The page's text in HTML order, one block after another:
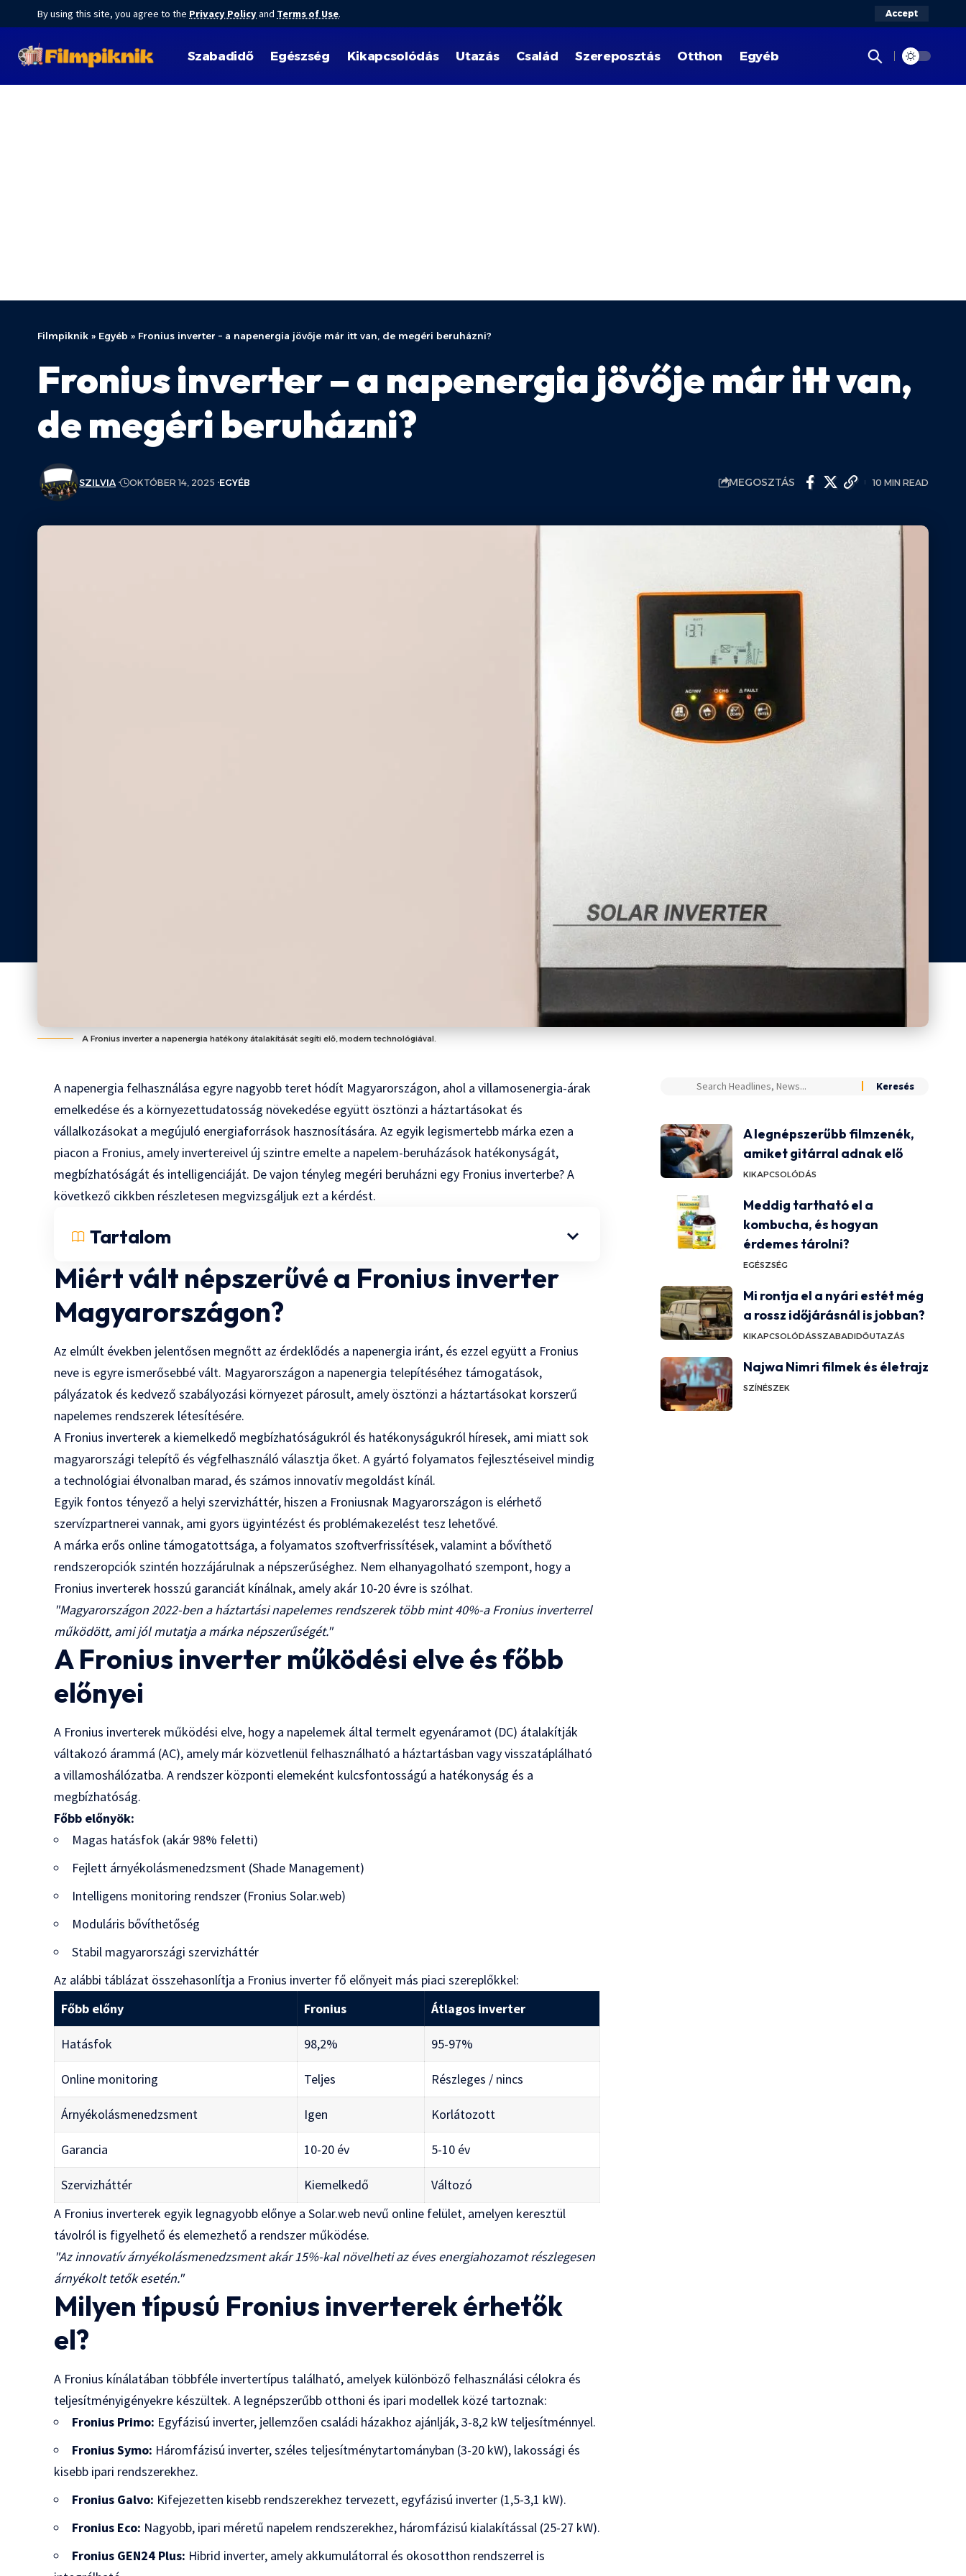
By using this site, you agree to the Privacy Policyand Terms of Use. Accept
Szabadidő Egészség Kikapcsolódás Utazás Család Szereposztás Otthon Egyéb
Filmpiknik » Egyéb » Fronius inverter – a napenergia jövője már itt van, de megéri beruházni?
Fronius inverter – a napenergia jövője már itt van,
de megéri beruházni?
SZILVIA OKTÓBER 14, 2025 EGYÉB MEGOSZTÁS 10 MIN READ
A Fronius inverter a napenergia hatékony átalakítását segíti elő, modern technológiával.
A napenergia felhasználása egyre nagyobb teret hódít Magyarországon, ahol a villamosenergia-árak
emelkedése és a környezettudatosság növekedése együtt ösztönzi a háztartásokat és
vállalkozásokat a megújuló energiaforrások hasznosítására. Az egyik legismertebb márka ezen a
piacon a Fronius, amely invertereivel új szintre emelte a napelem-beruházások hatékonyságát,
megbízhatóságát és intelligenciáját. De vajon tényleg megéri beruházni egy Fronius inverterbe? A
következő cikkben részletesen megvizsgáljuk ezt a kérdést.
Tartalom
Miért vált népszerűvé a Fronius inverter
Magyarországon?
Az elmúlt években jelentősen megnőtt az érdeklődés a napenergia iránt, és ezzel együtt a Fronius
neve is egyre ismerősebbé vált. Magyarországon a napenergia telepítéséhez támogatások,
pályázatok és kedvező szabályozási környezet párosult, amely ösztönzi a háztartásokat korszerű
napelemes rendszerek létesítésére.
A Fronius inverterek a kiemelkedő megbízhatóságukról és hatékonyságukról híresek, ami miatt sok
magyarországi telepítő és végfelhasználó választja őket. A gyártó folyamatos fejlesztéseivel mindig
a technológiai élvonalban marad, és számos innovatív megoldást kínál.
Egyik fontos tényező a helyi szervizháttér, hiszen a Froniusnak Magyarországon is elérhető
szervízpartnerei vannak, ami gyors ügyintézést és problémakezelést tesz lehetővé.
A márka erős online támogatottsága, a folyamatos szoftverfrissítések, valamint a bővíthető
rendszeropciók szintén hozzájárulnak a népszerűséghez. Nem elhanyagolható szempont, hogy a
Fronius inverterek hosszú garanciát kínálnak, amely akár 10-20 évre is szólhat.
"Magyarországon 2022-ben a háztartási napelemes rendszerek több mint 40%-a Fronius inverterrel
működött, ami jól mutatja a márka népszerűségét."
A Fronius inverter működési elve és főbb
előnyei
A Fronius inverterek működési elve, hogy a napelemek által termelt egyenáramot (DC) átalakítják
váltakozó árammá (AC), amely már közvetlenül felhasználható a háztartásban vagy visszatáplálható
a villamoshálózatba. A rendszer központi elemeként kulcsfontosságú a hatékonyság és a
megbízhatóság.
Főbb előnyök:
Magas hatásfok (akár 98% feletti)
Fejlett árnyékolásmenedzsment (Shade Management)
Intelligens monitoring rendszer (Fronius Solar.web)
Moduláris bővíthetőség
Stabil magyarországi szervizháttér
Az alábbi táblázat összehasonlítja a Fronius inverter fő előnyeit más piaci szereplőkkel:
Főbb előny
Fronius Átlagos inverter
Hatásfok 98,2% 95-97%
Online monitoring Teljes Részleges / nincs
Árnyékolásmenedzsment Igen Korlátozott
Garancia 10-20 év 5-10 év
Szervizháttér Kiemelkedő
Változó
A Fronius inverterek egyik legnagyobb előnye a Solar.web nevű online felület, amelyen keresztül
távolról is figyelhető és elemezhető a rendszer működése.
"Az innovatív árnyékolásmenedzsment akár 15%-kal növelheti az éves energiahozamot részlegesen
árnyékolt tetők esetén."
Milyen típusú Fronius inverterek érhetők
el?
A Fronius kínálatában többféle invertertípus található, amelyek különböző felhasználási célokra és
teljesítményigényekre készültek. A legnépszerűbb otthoni és ipari modellek közé tartoznak:
Fronius Primo: Egyfázisú inverter, jellemzően családi házakhoz ajánlják, 3-8,2 kW teljesítménnyel.
Fronius Symo: Háromfázisú inverter, széles teljesítménytartományban (3-20 kW), lakossági és
kisebb ipari rendszerekhez.
Fronius Galvo: Kifejezetten kisebb rendszerekhez tervezett, egyfázisú inverter (1,5-3,1 kW).
Fronius Eco: Nagyobb, ipari méretű napelem rendszerekhez, háromfázisú kialakítással (25-27 kW).
Fronius GEN24 Plus: Hibrid inverter, amely akkumulátorral és okosotthon rendszerrel is
A legnépszerűbb filmzenék,
amiket gitárral adnak elő
KIKAPCSOLÓDÁS
Meddig tartható el a
kombucha, és hogyan
érdemes tárolni?
EGÉSZSÉG
Mi rontja el a nyári estét még
a rossz időjárásnál is jobban?
KIKAPCSOLÓDÁSSZABADIDŐUTAZÁS
Najwa Nimri filmek és életrajz
SZÍNÉSZEK